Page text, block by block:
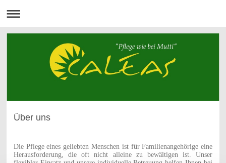
Über uns
Die Pflege eines geliebten Menschen ist für Familienangehörige eine
Herausforderung, die oft nicht alleine zu bewältigen ist. Unser